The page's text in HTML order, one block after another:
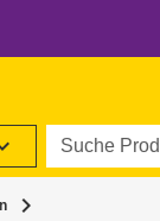
Suche
chevron_right